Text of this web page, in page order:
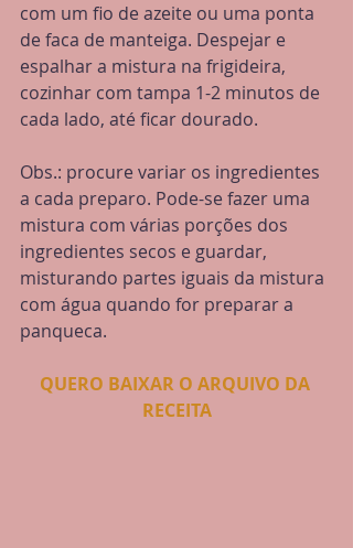
com um fio de azeite ou uma ponta
de faca de manteiga. Despejar e
espalhar a mistura na frigideira,
cozinhar com tampa 1-2 minutos de
cada lado, até ficar dourado.
Obs.: procure variar os ingredientes
a cada preparo. Pode-se fazer uma
mistura com várias porções dos
ingredientes secos e guardar,
misturando partes iguais da mistura
com água quando for preparar a
panqueca.
QUERO BAIXAR O ARQUIVO DA
RECEITA